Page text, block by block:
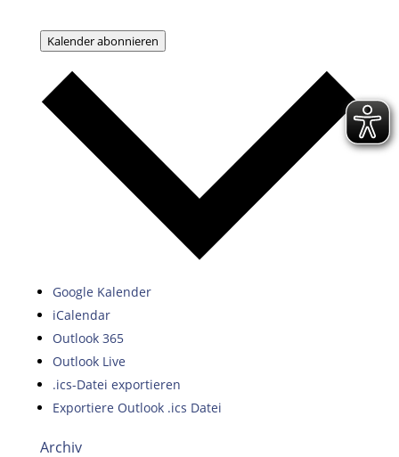
Kalender abonnieren
Google Kalender
iCalendar
Outlook 365
Outlook Live
.ics-Datei exportieren
Exportiere Outlook .ics Datei
Archiv